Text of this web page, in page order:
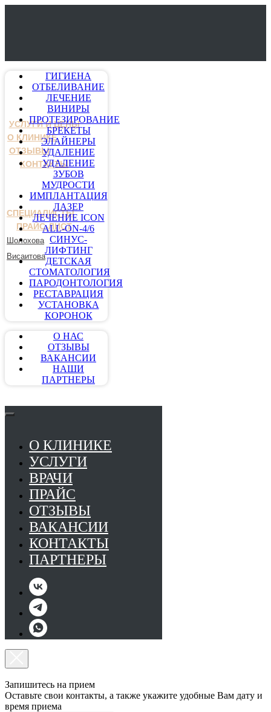
УСЛУГИ И ЦЕНЫ
О КЛИНИКЕ
ОТЗЫВЫ
КОНТАКТЫ
СПЕЦИАЛИСТЫ
ПРАЙС-ЛИСТ
Шолохова
Висаитова
ГИГИЕНА
ОТБЕЛИВАНИЕ
ЛЕЧЕНИЕ
ВИНИРЫ
ПРОТЕЗИРОВАНИЕ
БРЕКЕТЫ
ЭЛАЙНЕРЫ
УДАЛЕНИЕ
УДАЛЕНИЕ
ЗУБОВ
МУДРОСТИ
ИМПЛАНТАЦИЯ
ЛАЗЕР
ЛЕЧЕНИЕ ICON
ALL-ON-4/6
СИНУС-
ЛИФТИНГ
ДЕТСКАЯ
СТОМАТОЛОГИЯ
ПАРОДОНТОЛОГИЯ
РЕСТАВРАЦИЯ
УСТАНОВКА
КОРОНОК
О НАС
ОТЗЫВЫ
ВАКАНСИИ
НАШИ
ПАРТНЕРЫ
О КЛИНИКЕ
УСЛУГИ
ВРАЧИ
ПРАЙС
ОТЗЫВЫ
ВАКАНСИИ
КОНТАКТЫ
ПАРТНЕРЫ
Запишитесь на прием
Оставьте свои контакты, а также укажите удобные Вам дату и
время приема